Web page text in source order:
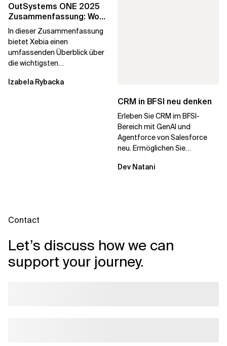
OutSystems ONE 2025
Zusammenfassung: Wo
Die Agentenbasierte
Zukunft Real Wurde
In dieser Zusammenfassung
bietet Xebia einen
umfassenden Überblick über
die wichtigsten
Erkenntnisse von der
Izabela Rybacka
CRM in BFSI neu denken
Erleben Sie CRM im BFSI-
Bereich mit GenAI und
Agentforce von Salesforce
neu. Ermöglichen Sie
stärkeres Kundenvertrauen
Dev Natani
Contact
Let’s discuss how we can
support your journey.